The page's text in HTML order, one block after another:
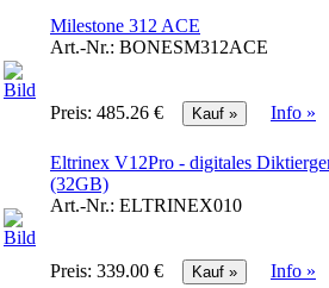
Milestone 312 ACE
Art.-Nr.: BONESM312ACE
Preis: 485.26 € Info »
Eltrinex V12Pro - digitales
(32GB)
Art.-Nr.: ELTRINEX010
Preis: 339.00 € Info »